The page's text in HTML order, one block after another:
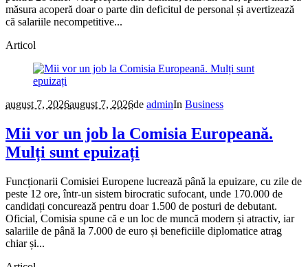
măsura acoperă doar o parte din deficitul de personal și avertizează
că salariile necompetitive...
Articol
august 7, 2026august 7, 2026de adminIn Business
Mii vor un job la Comisia Europeană.
Mulți sunt epuizați
Funcționarii Comisiei Europene lucrează până la epuizare, cu zile de
peste 12 ore, într-un sistem birocratic sufocant, unde 170.000 de
candidați concurează pentru doar 1.500 de posturi de debutant.
Oficial, Comisia spune că e un loc de muncă modern și atractiv, iar
salariile de până la 7.000 de euro și beneficiile diplomatice atrag
chiar și...